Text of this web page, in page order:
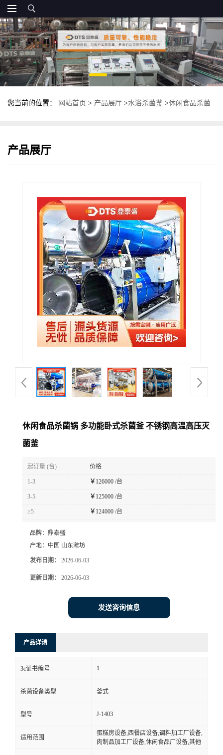
您当前的位置： 网站首页 > 产品展厅 >水浴杀菌釜 >休闲食品杀菌
产品展厅
休闲食品杀菌锅 多功能卧式杀菌釜 不锈钢高温高压灭
菌釜
起订量 (台) 价格
1-3 ￥ 126000 /台
3-5 ￥ 125000 /台
≥5 ￥ 124000 /台
品牌： 鼎泰盛
产地： 中国 山东潍坊
发布日期： 2026-06-03
更新日期： 2026-06-03
发送咨询信息
产品详请
3c证书编号 1
杀菌设备类型 釜式
型号 J-1403
适用范围
蛋糕房设备,西餐店设备,调料加工厂设备,
肉制品加工厂设备,休闲食品厂设备,其他